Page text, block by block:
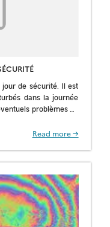
de sécurité. Il est
dans la journée
problèmes au
Read more →